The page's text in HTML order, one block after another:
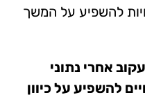
להשפיע על המשך
אחרי נתוני
להשפיע על כיוון